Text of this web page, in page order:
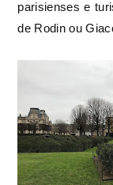
parisienses e
de Rodin ou